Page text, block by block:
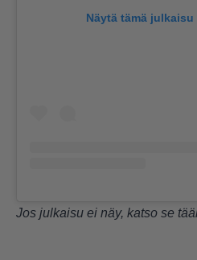
Näytä tämä
Jos julkaisu ei näy, katso se